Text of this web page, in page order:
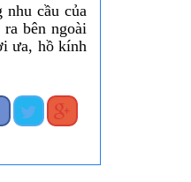
cầu của
bên ngoài
ưa, hồ kính